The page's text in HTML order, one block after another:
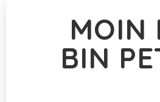
MOIN
BIN